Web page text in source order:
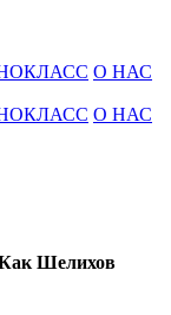
О НАС
О НАС
Шелихов